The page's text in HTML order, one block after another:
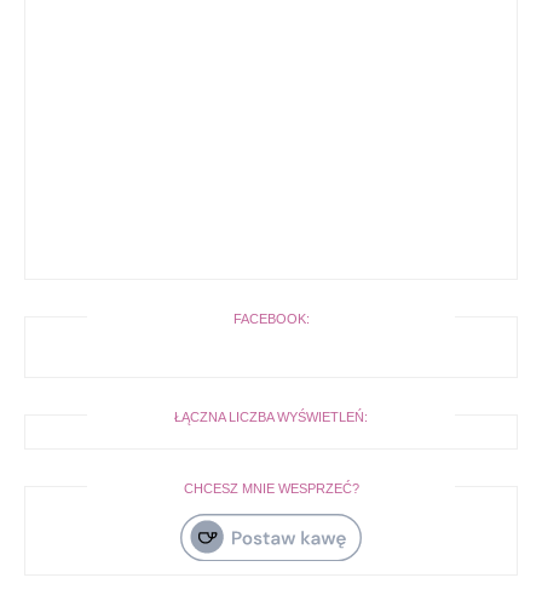
FACEBOOK:
ŁĄCZNA LICZBA WYŚWIETLEŃ:
CHCESZ MNIE WESPRZEĆ?